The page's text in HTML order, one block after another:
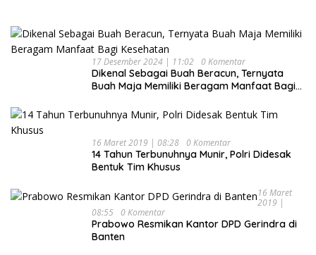
17 Desember 2024 | 11:02 0 Komentar
Dikenal Sebagai Buah Beracun, Ternyata
Buah Maja Memiliki Beragam Manfaat Bagi
16 Maret 2019 | 08:28 0 Komentar
14 Tahun Terbunuhnya Munir, Polri Didesak
Bentuk Tim Khusus
16 Maret
2019 |
08:55 0 Komentar
Prabowo Resmikan Kantor DPD Gerindra di
Banten